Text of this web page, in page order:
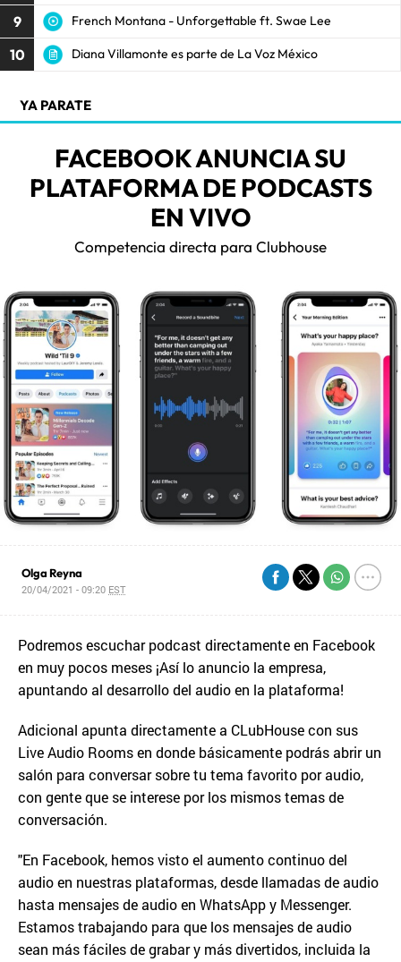
9 French Montana - Unforgettable ft. Swae Lee
10 Diana Villamonte es parte de La Voz México
YA PARATE
FACEBOOK ANUNCIA SU
PLATAFORMA DE PODCASTS
EN VIVO
Competencia directa para Clubhouse
Olga Reyna
20/04/2021 - 09:20 EST
Podremos escuchar podcast directamente en Facebook
en muy pocos meses ¡Así lo anuncio la empresa,
apuntando al desarrollo del audio en la plataforma!
Adicional apunta directamente a CLubHouse con sus
Live Audio Rooms en donde básicamente podrás abrir un
salón para conversar sobre tu tema favorito por audio,
con gente que se interese por los mismos temas de
conversación.
"En Facebook, hemos visto el aumento continuo del
audio en nuestras plataformas, desde llamadas de audio
hasta mensajes de audio en WhatsApp y Messenger.
Estamos trabajando para que los mensajes de audio
sean más fáciles de grabar y más divertidos, incluida la